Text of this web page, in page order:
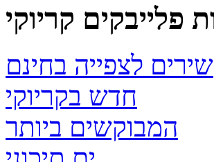
פלייבקים קריוקי
שירים לצפייה בחינם
חדש בקריוקי
המבוקשים ביותר